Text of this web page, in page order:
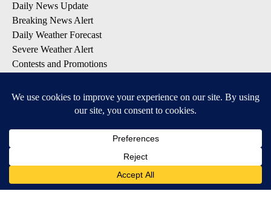
Daily News Update
Breaking News Alert
Daily Weather Forecast
Severe Weather Alert
Contests and Promotions